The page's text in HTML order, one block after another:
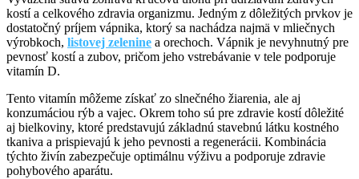
kostí a celkového zdravia organizmu. Jedným z dôležitých prvkov je
dostatočný príjem vápnika, ktorý sa nachádza najmä v mliečnych
výrobkoch, listovej zelenine a orechoch. Vápnik je nevyhnutný pre
pevnosť kostí a zubov, pričom jeho vstrebávanie v tele podporuje
vitamín D.
Tento vitamín môžeme získať zo slnečného žiarenia, ale aj
konzumáciou rýb a vajec. Okrem toho sú pre zdravie kostí dôležité
aj bielkoviny, ktoré predstavujú základnú stavebnú látku kostného
tkaniva a prispievajú k jeho pevnosti a regenerácii. Kombinácia
týchto živín zabezpečuje optimálnu výživu a podporuje zdravie
pohybového aparátu.